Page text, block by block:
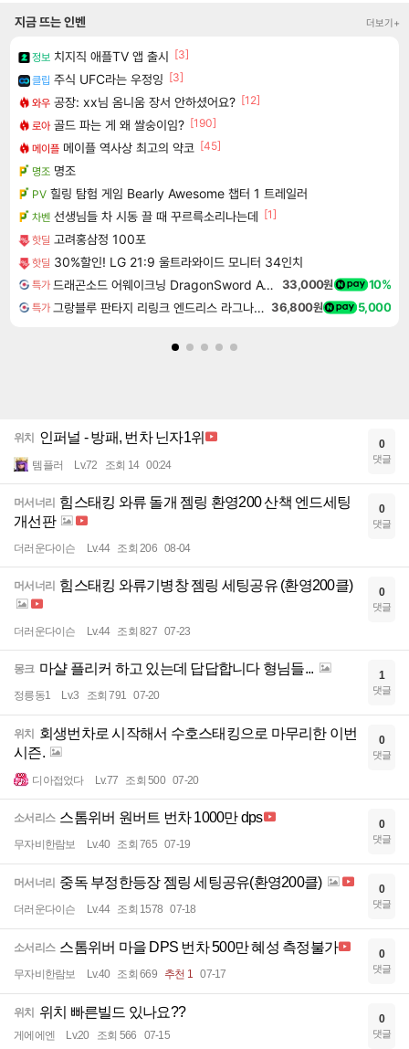
지금 뜨는 인벤 더보기+
정보 치지직 애플TV 앱 출시 [3]
클립 주식 UFC라는 우정잉 [3]
와우 공장: xx님 옴니움 장서 안하셨어요? [12]
로아 골드 파는 게 왜 쌀숭이임? [190]
메이플 메이플 역사상 최고의 약코 [45]
명조 명조
PV 힐링 탐험 게임 Bearly Awesome 챕터 1 트레일러
차벤 선생님들 차 시동 끌 때 꾸르륵소리나는데 [1]
핫딜 고려홍삼정 100포
핫딜 30%할인! LG 21:9 울트라와이드 모니터 34인치
특가 드래곤소드 어웨이크닝 DragonSword Awakening 33,000원 10%
특가 그랑블루 판타지 리링크 엔드리스 라그나로크 업그레이드 킷 Granblue Fantasy Relink Endless Ragnarok Upgrade Kit DLC 36,800원 5,000
위치 인퍼널 - 방패, 번차 닌자1위
템플러 Lv.72 조회 14 00:24
0
댓글
머서너리 힘스태킹 와류 돌개 젬링 환영200 산책 엔드세팅
개선판
더러운다이슨 Lv.44 조회 206 08-04
0
댓글
머서너리 힘스태킹 와류기병창 젬링 세팅공유 (환영200클)
더러운다이슨 Lv.44 조회 827 07-23
0
댓글
몽크 마샬 플리커 하고 있는데 답답합니다 형님들...
정릉동1 Lv.3 조회 791 07-20
1
댓글
위치
회생번차로 시작해서 수호스태킹으로 마무리한 이번
시즌.
디아접었다 Lv.77 조회 500 07-20
0
댓글
소서리스 스톰위버 원버트 번차 1000만 dps
무자비한람보 Lv.40 조회 765 07-19
0
댓글
머서너리 중독 부정한등장 젬링 세팅공유(환영200클)
더러운다이슨 Lv.44 조회 1578 07-18
0
댓글
소서리스 스톰위버 마을 DPS 번차 500만 혜성 측정불가
무자비한람보 Lv.40 조회 669 추천 1 07-17
0
댓글
위치 위치 빠른빌드 있나요??
게에에엔 Lv.20 조회 566 07-15
0
댓글